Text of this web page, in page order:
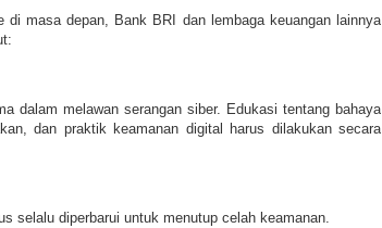
di masa depan, Bank BRI dan lembaga keuangan lainnya
dalam melawan serangan siber. Edukasi tentang bahaya
dan praktik keamanan digital harus dilakukan secara
selalu diperbarui untuk menutup celah keamanan.